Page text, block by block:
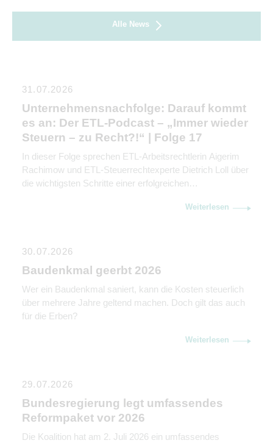
Alle News
31.07.2026
Unternehmensnachfolge: Darauf kommt
es an: Der ETL-Podcast – „Immer wieder
Steuern – zu Recht?!“ | Folge 17
In dieser Folge sprechen ETL-Arbeitsrechtlerin Aigerim
Rachimow und ETL-Steuerrechtexperte Dietrich Loll über
die wichtigsten Schritte einer erfolgreichen
Kommunikation genauso wichtig ist wie rechtliche und
Weiterlesen
30.07.2026
Baudenkmal geerbt 2026
Wer ein Baudenkmal saniert, kann die Kosten steuerlich
über mehrere Jahre geltend machen. Doch gilt das auch
für die Erben?
Weiterlesen
29.07.2026
Bundesregierung legt umfassendes
Reformpaket vor 2026
Die Koalition hat am 2. Juli 2026 ein umfassendes